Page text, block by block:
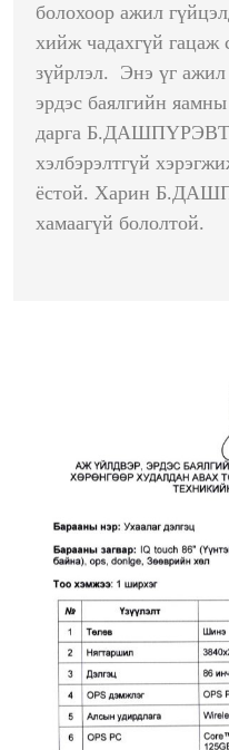
болохоор ажил
хийж чадахгүй гацаж
зүйрлэл. Энэ үг ажил
эрдэс баялгийн
дарга Б.ДАШПҮРЭВТ
хэлбэрэлтгүй
ёстой. Харин
хамаагүй бололтой.